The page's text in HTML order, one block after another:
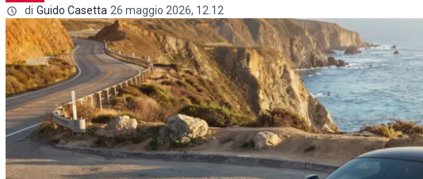
di Guido Casetta 26 maggio 2026, 12.12